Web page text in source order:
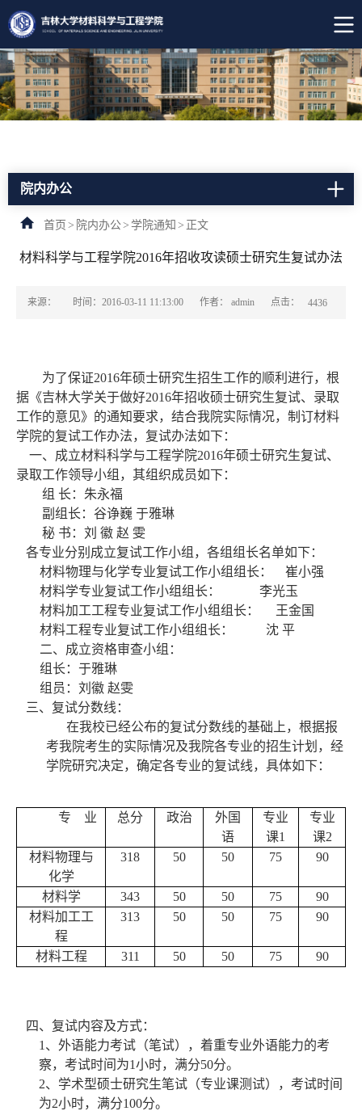
院内办公
首页 > 院内办公> 学院通知 > 正文
材料科学与工程学院2016年招收攻读硕士研究生复试办法
来源： 时间：2016-03-11 11:13:00 作者： admin 点击： 4436
为了保证2016年硕士研究生招生工作的顺利进行，根
据《吉林大学关于做好2016年招收硕士研究生复试、录取
工作的意见》的通知要求，结合我院实际情况，制订材料
学院的复试工作办法，复试办法如下：
一、成立材料科学与工程学院2016年硕士研究生复试、
录取工作领导小组，其组织成员如下：
组 长：朱永福
副组长：谷诤巍 于雅琳
秘 书：刘 徽 赵 雯
各专业分别成立复试工作小组，各组组长名单如下：
材料物理与化学专业复试工作小组组长：
崔小强
材料学专业复试工作小组组长：
李光玉
材料加工工程专业复试工作小组组长：
王金国
材料工程专业复试工作小组组长：
沈 平
二、成立资格审查小组：
组长：于雅琳
组员：刘徽 赵雯
三、复试分数线：
在我校已经公布的复试分数线的基础上，根据报
考我院考生的实际情况及我院各专业的招生计划，经
学院研究决定，确定各专业的复试线，具体如下：
专 业 总分 政治
外国
语
专业
课1
专业
课2
材料物理与
化学
318 50 50 75 90
材料学 343 50 50 75
90
材料加工工
程
313 50 50 75 90
材料工程 311 50 50 75 90
四、复试内容及方式：
1 、外语能力考试（笔试），着重专业外语能力的考
察，考试时间为1小时，满分50分。
2、学术型硕士研究生笔试（专业课测试），考试时间
为2小时，满分100分。